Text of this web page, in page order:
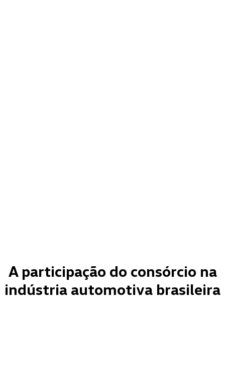
A participação do consórcio na
indústria automotiva brasileira